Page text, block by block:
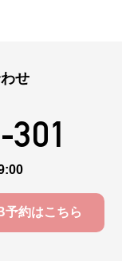
せ
予約はこちら